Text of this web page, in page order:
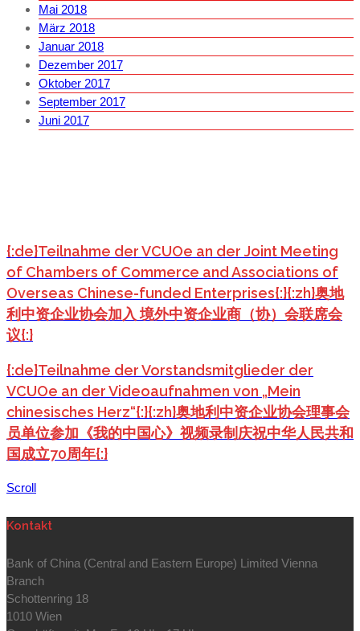
Mai 2018
März 2018
Januar 2018
Dezember 2017
Oktober 2017
September 2017
Juni 2017
{:de}Teilnahme der VCUOe an der Joint Meeting
of Chambers of Commerce and Associations of
Overseas Chinese-funded Enterprises{:}{:zh}奥地
利中资企业协会加入 境外中资企业商（协）会联席会
议{:}
{:de}Teilnahme der Vorstandsmitglieder der
VCUOe an der Videoaufnahmen von „Mein
chinesisches Herz“{:}{:zh}奥地利中资企业协会理事会
员单位参加《我的中国心》视频录制庆祝中华人民共和
国成立70周年{:}
Scroll
Kontakt
Bank of China (Central and Eastern Europe) Limited Vienna
Branch
Schottenring 18
1010 Wien